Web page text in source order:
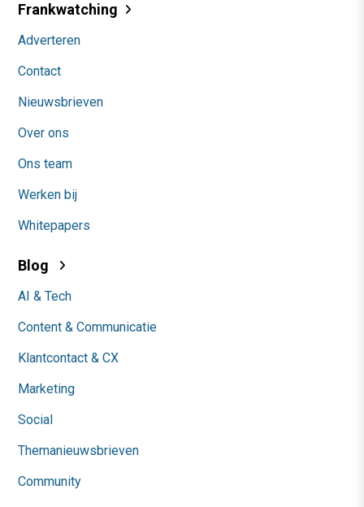
Frankwatching
Adverteren
Contact
Nieuwsbrieven
Over ons
Ons team
Werken bij
Whitepapers
Blog
AI & Tech
Content & Communicatie
Klantcontact & CX
Marketing
Social
Themanieuwsbrieven
Community